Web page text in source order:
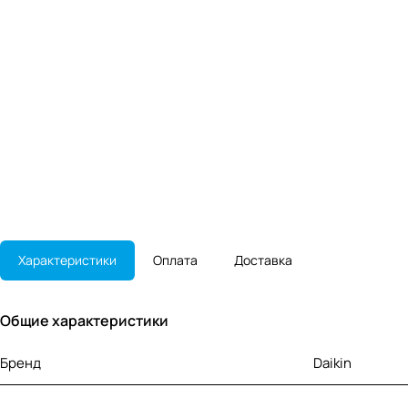
Характеристики Оплата Доставка
Общие характеристики
Бренд Daikin